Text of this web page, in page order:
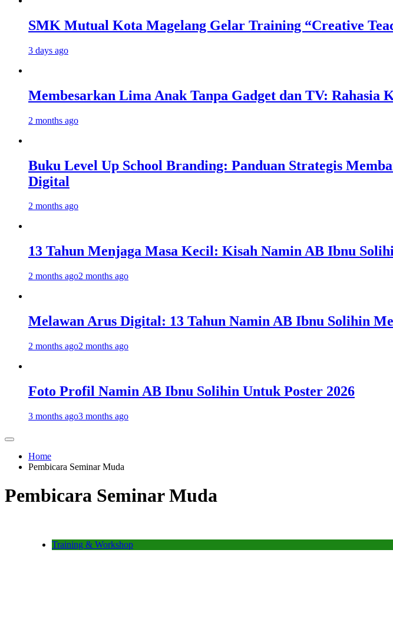
SMK Mutual Kota Magelang Gelar Training “Creative
3 days ago
Membesarkan Lima Anak Tanpa Gadget dan TV: Rahasia
2 months ago
Buku Level Up School Branding: Panduan Strategis
Digital
2 months ago
13 Tahun Menjaga Masa Kecil: Kisah Namin AB Ibnu
2 months ago2 months ago
Melawan Arus Digital: 13 Tahun Namin AB Ibnu Solihin
2 months ago2 months ago
Foto Profil Namin AB Ibnu Solihin Untuk Poster 2026
3 months ago3 months ago
Home
Pembicara Seminar Muda
Pembicara Seminar Muda
Training & Workshop